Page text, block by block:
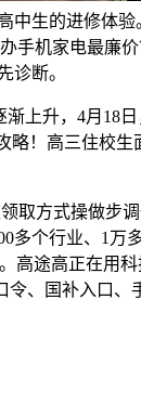
生的进修体
机家电最廉
诊断。
上升，4月18
！高三住校
方式操做步
个行业、1万
途高正在用
、国补入口